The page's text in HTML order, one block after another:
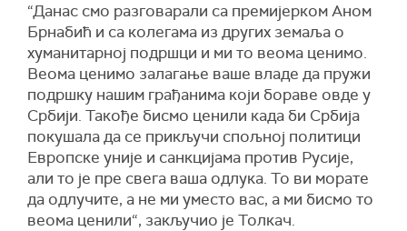
“Данас смо разговарали са премијерком Аном
Брнабић и са колегама из других земаља о
хуманитарној подршци и ми то веома ценимо.
Веома ценимо залагање ваше владе да пружи
подршку нашим грађанима који бораве овде у
Србији. Такође бисмо ценили када би Србија
покушала да се прикључи спољној политици
Европске уније и санкцијама против Русије,
али то је пре свега ваша одлука. То ви морате
да одлучите, а не ми уместо вас, а ми бисмо то
веома ценили“, закључио је Толкач.